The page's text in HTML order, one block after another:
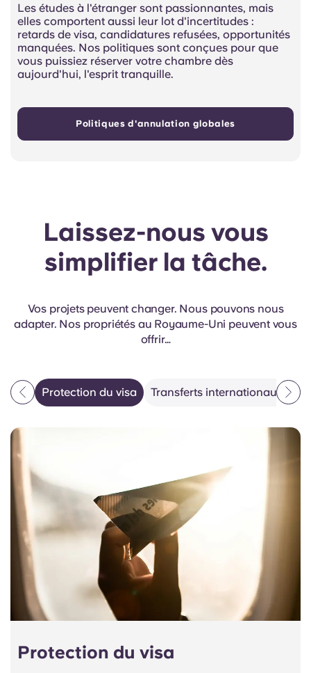
Les études à l'étranger sont passionnantes, mais
elles comportent aussi leur lot d'incertitudes :
retards de visa, candidatures refusées, opportunités
manquées. Nos politiques sont conçues pour que
vous puissiez réserver votre chambre dès
aujourd'hui, l'esprit tranquille.
Politiques d'annulation globales
Laissez-nous vous
simplifier la tâche.
Vos projets peuvent changer. Nous pouvons nous
adapter. Nos propriétés au Royaume-Uni peuvent vous
offrir…
Protection du visa Transferts internationaux
Protection du visa